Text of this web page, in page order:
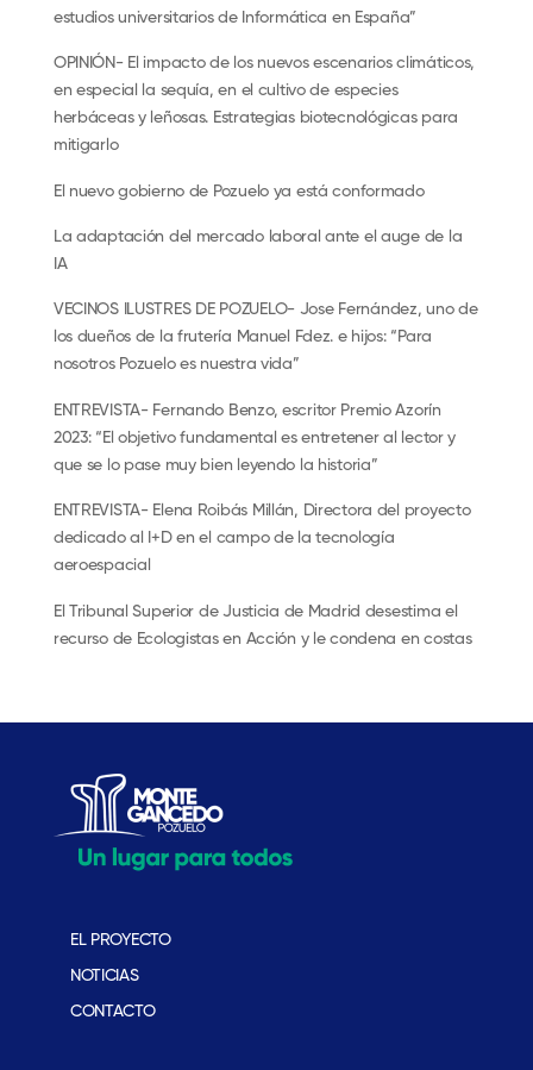
estudios universitarios de Informática en España”
OPINIÓN- El impacto de los nuevos escenarios climáticos,
en especial la sequía, en el cultivo de especies
herbáceas y leñosas. Estrategias biotecnológicas para
mitigarlo
El nuevo gobierno de Pozuelo ya está conformado
La adaptación del mercado laboral ante el auge de la
IA
VECINOS ILUSTRES DE POZUELO- Jose Fernández, uno de
los dueños de la frutería Manuel Fdez. e hijos: “Para
nosotros Pozuelo es nuestra vida”
ENTREVISTA- Fernando Benzo, escritor Premio Azorín
2023: “El objetivo fundamental es entretener al lector y
que se lo pase muy bien leyendo la historia”
ENTREVISTA- Elena Roibás Millán, Directora del proyecto
dedicado al I+D en el campo de la tecnología
aeroespacial
El Tribunal Superior de Justicia de Madrid desestima el
recurso de Ecologistas en Acción y le condena en costas
EL PROYECTO
NOTICIAS
CONTACTO